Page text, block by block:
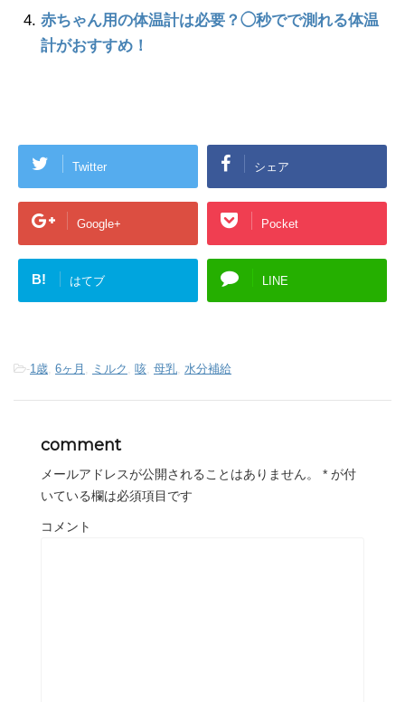
赤ちゃん用の体温計は必要？◯秒でで測れる体温
計がおすすめ！
Twitter シェア
Google+ Pocket
B! はてブ LINE
-1歳, 6ヶ月 , ミルク , 咳, 母乳, 水分補給
comment
メールアドレスが公開されることはありません。 * が付
いている欄は必須項目です
コメント